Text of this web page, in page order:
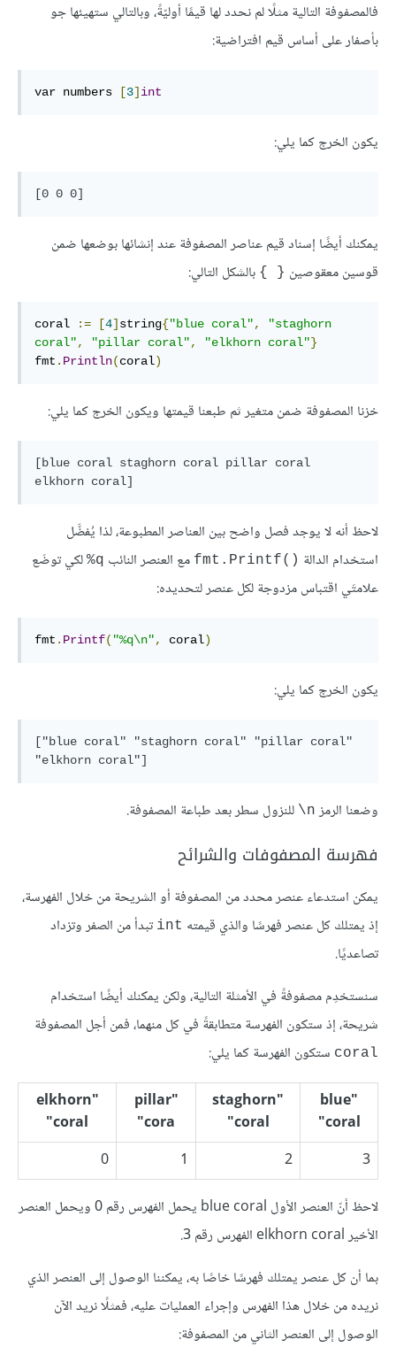
فالمصفوفة التالية مثلًا لم نحدد لها قيمًا أوليّةً، وبالتالي ستهيئها جو
بأصفار على أساس قيم افتراضية:
var numbers [3] int
يكون الخرج كما يلي:
[0 0 0]
يمكنك أيضًا إسناد قيم عناصر المصفوفة عند إنشائها بوضعها ضمن
قوسين معقوصين { } بالشكل التالي:
coral := [4] string{"blue coral",
"staghorn
coral", "pillar coral", "elkhorn coral"}
fmt . Println(coral)
خزنا المصفوفة ضمن متغير ثم طبعنا قيمتها ويكون الخرج كما يلي:
[blue coral staghorn coral pillar coral
elkhorn coral]
لاحظ أنه لا يوجد فصل واضح بين العناصر المطبوعة، لذا يُفضَّل
استخدام الدالة ()fmt.Printf مع العنصر النائب q%
لكي توضَع
علامتَي اقتباس مزدوجة لكل عنصر لتحديده:
fmt . Printf( "%q\n", coral)
يكون الخرج كما يلي:
["blue coral" "staghorn coral" "pillar coral"
"elkhorn coral"]
وضعنا الرمز n\ للنزول سطر بعد طباعة المصفوفة.
فهرسة المصفوفات والشرائح
يمكن استدعاء عنصر محدد من المصفوفة أو الشريحة من خلال الفهرسة،
إذ يمتلك كل عنصر فهرسًا والذي قيمته int تبدأ من الصفر وتزداد
تصاعديًا.
سنستخدِم مصفوفةً في الأمثلة التالية، ولكن يمكنك أيضًا استخدام
شريحة، إذ ستكون الفهرسة متطابقةً في كل منهما، فمن أجل المصفوفة
coral ستكون الفهرسة كما يلي:
"blue
coral"
"staghorn
coral"
"pillar
cora"
"elkhorn
coral"
3
2
1
0
لاحظ أنّ العنصر الأول blue coral يحمل الفهرس رقم 0 ويحمل العنصر
الأخير elkhorn coral الفهرس رقم 3.
بما أن كل عنصر يمتلك فهرسًا خاصًا به، يمكننا الوصول إلى العنصر الذي
نريده من خلال هذا الفهرس وإجراء العمليات عليه، فمثلًا نريد الآن
الوصول إلى العنصر الثاني من المصفوفة: